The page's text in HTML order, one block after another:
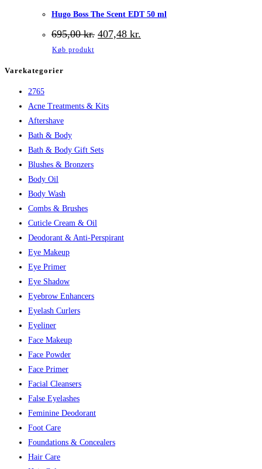
Hugo Boss The Scent EDT 50 ml
695,00kr. Den
oprindelige
407,48 kr.
aktuelle
Køb produkt
Varekategorier
2765
Acne Treatments & Kits
Aftershave
Bath & Body
Bath & Body Gift Sets
Blushes & Bronzers
Body Oil
Body Wash
Combs & Brushes
Cuticle Cream & Oil
Deodorant & Anti-Perspirant
Eye Makeup
Eye Primer
Eye Shadow
Eyebrow Enhancers
Eyelash Curlers
Eyeliner
Face Makeup
Face Powder
Face Primer
Facial Cleansers
False Eyelashes
Feminine Deodorant
Foot Care
Foundations & Concealers
Hair Care